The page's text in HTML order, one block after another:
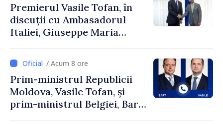
Premierul Vasile Tofan, în
discuții cu Ambasadorul
Italiei, Giuseppe Maria
/ Acum 8 ore
Prim-ministrul Republicii
Moldova, Vasile Tofan, și
prim-ministrul Belgiei, Bart